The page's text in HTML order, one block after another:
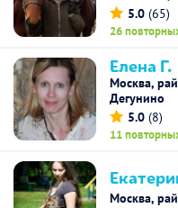
5.0 (65)
26
Елена Г.
Москва,
Дегунино
5.0 (8)
11
Москва,